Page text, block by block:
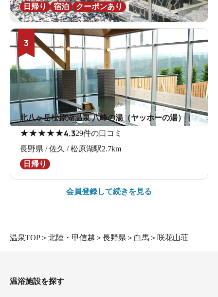
日帰り
宿泊 クーポンあり
3
北八ヶ岳松原湖温泉 八峰の湯（ヤッホーの湯）
★★★★★4.329件の口コミ
長野県 / 佐久 / 松原湖駅2.7km
日帰り
会員登録して続きを見る
温泉TOP ＞ 北陸・甲信越 ＞ 長野県 ＞ 白馬 ＞ 咲花山荘
温浴施設を探す